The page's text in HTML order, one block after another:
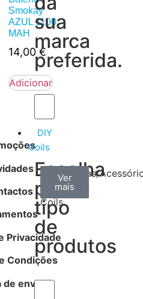
sua
marca
preferida.
DIY
Coils
Escolha
por
tipo
de
produtos
Arame
Coils
Ver
mais
Algodão
Ver
mais
Ferramentas/
Ver
mais
Smokay
AZUL 1100
MAH
14,00€
Adicionar
Privacidade
Condições
de envios